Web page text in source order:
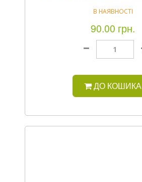
В НАЯВНОСТІ
90.00 грн.
ДО КОШИКА